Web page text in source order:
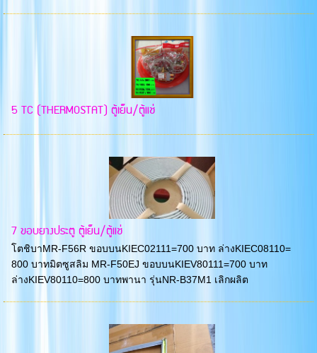
5 TC (THERMOSTAT) ตู้เย็น/ตู้แช่
7 ขอบยางประตู ตู้เย็น/ตู้แช่
โตชิบาMR-F56R ขอบบนKIEC02111=700 บาท ล่างKIEC08110=
800 บาทมิตซูสลิม MR-F50EJ ขอบบนKIEV80111=700 บาท
ล่างKIEV80110=800 บาทพานา รุ่นNR-B37M1 เลิกผลิต